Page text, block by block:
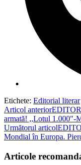
Etichete: Editorial literar
Read
more
articles
Articol anterior
armată! ,,Lotul 1.000″-
Următorul articol
Mondial în Europa.
Articole